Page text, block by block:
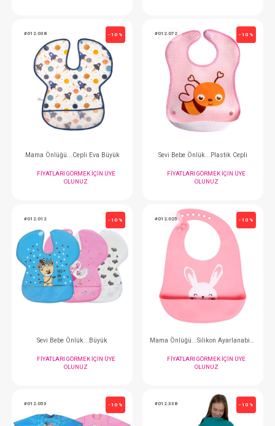
Mama Önlüğü...Cepli Eva Küçük
FIYATLARI GÖRMEK IÇIN ÜYE
OLUNUZ
FIYATLARI
#012.038
Mama Önlüğü...Cepli Eva Büyük
FIYATLARI GÖRMEK IÇIN ÜYE
OLUNUZ
#012.072
Sevi Bebe
FIYATLARI
OLUNUZ
#012.012 - 10 % #012.025